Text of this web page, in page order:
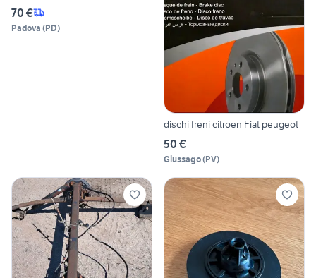
70 €
Padova (PD)
dischi freni citroen Fiat peugeot
50 €
Giussago(PV)